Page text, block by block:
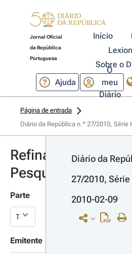
Jornal Oficial
da República
Portuguesa
Início
Sobre o
Ajuda
O
meu
Diário
Página de entrada
Diário da República n.º 27/2010, Série
Refinar
Pesquisa
Parte
Emitente
Diário da
27/2010, Série
2010-02-09